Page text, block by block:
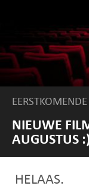
NIEUWE
AUGUSTUS
HELAAS.